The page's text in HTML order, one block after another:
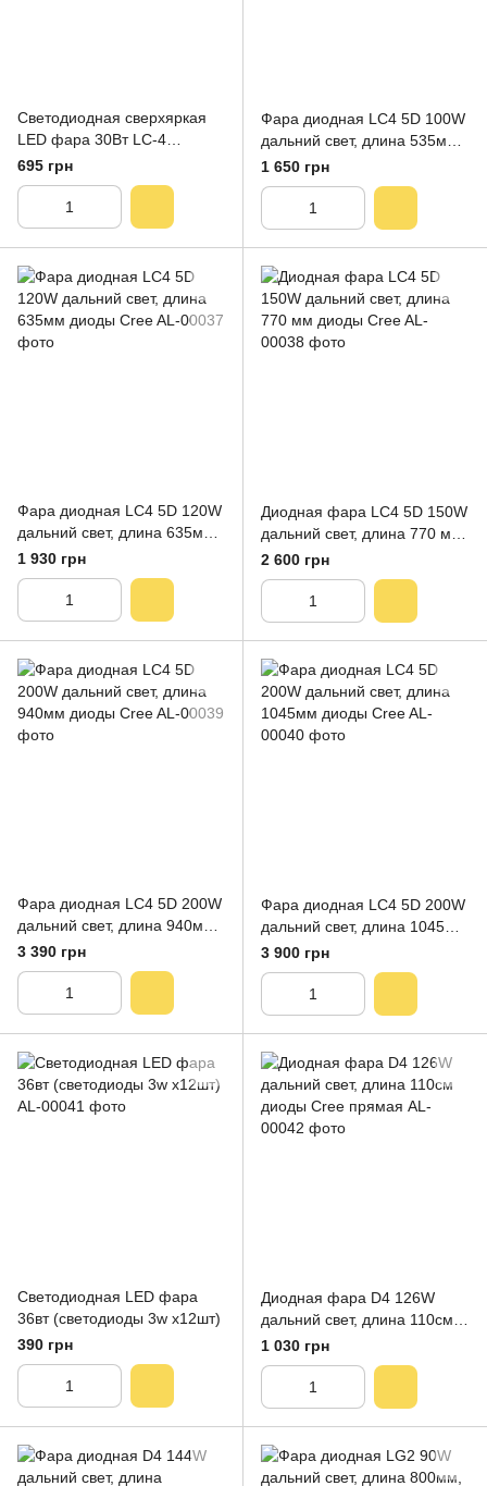
Светодиодная сверхяркая
LED фара 30Вт LC-4
(светодиоды CREE 5w x6шт)
695 грн
Фара диодная LC4 5D 100W
дальний свет, длина 535мм,
диоды Cree
1 650 грн
Фара диодная LC4 5D 120W
дальний свет, длина 635мм
диоды Cree
1 930 грн
Диодная фара LC4 5D 150W
дальний свет, длина 770 мм
диоды Cree
2 600 грн
Фара диодная LC4 5D 200W
дальний свет, длина 940мм
диоды Cree
3 390 грн
Фара диодная LC4 5D 200W
дальний свет, длина 1045мм
диоды Cree
3 900 грн
Светодиодная LED фара
36вт (светодиоды 3w х12шт)
390 грн
Диодная фара D4 126W
дальний свет, длина 110см
диоды Cree прямая
1 030 грн